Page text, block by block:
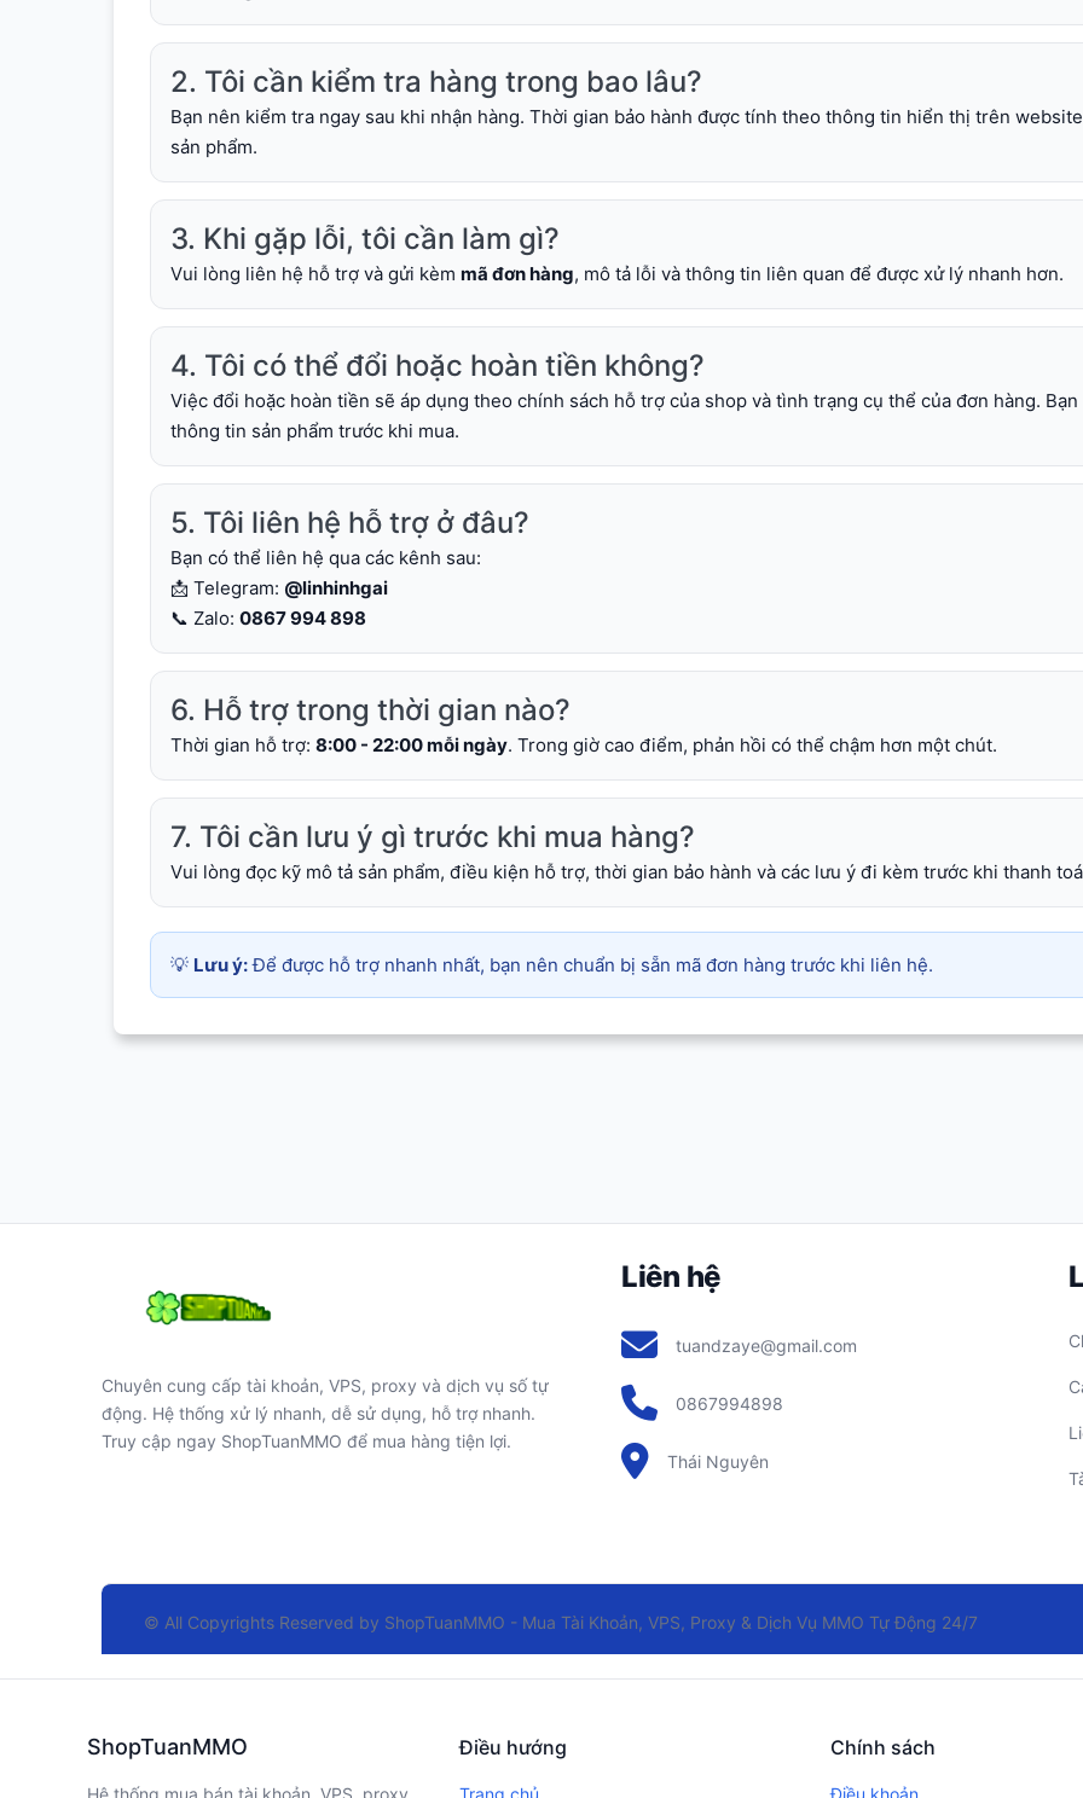
2. Tôi cần kiểm tra hàng trong bao lâu?
Bạn nên kiểm tra ngay sau khi nhận hàng. Thời gian bảo hành được tính theo thông tin hiển thị trên
sản phẩm.
3. Khi gặp lỗi, tôi cần làm gì?
Vui lòng liên hệ hỗ trợ và gửi kèm mã đơn hàng, mô tả lỗi và thông tin liên quan để được xử lý nhanh hơn.
4. Tôi có thể đổi hoặc hoàn tiền không?
Việc đổi hoặc hoàn tiền sẽ áp dụng theo chính sách hỗ trợ của shop và tình trạng cụ thể của đơn hàng.
thông tin sản phẩm trước khi mua.
5. Tôi liên hệ hỗ trợ ở đâu?
Bạn có thể liên hệ qua các kênh sau:
📩 Telegram: @linhinhgai
📞 Zalo: 0867 994 898
6. Hỗ trợ trong thời gian nào?
Thời gian hỗ trợ: 8:00 - 22:00 mỗi ngày. Trong giờ cao điểm, phản hồi có thể chậm hơn một chút.
7. Tôi cần lưu ý gì trước khi mua hàng?
Vui lòng đọc kỹ mô tả sản phẩm, điều kiện hỗ trợ, thời gian bảo hành và các lưu ý đi kèm trước khi thanh
💡 Lưu ý:Để được hỗ trợ nhanh nhất, bạn nên chuẩn bị sẵn mã đơn hàng trước khi liên hệ.
Chuyên cung cấp tài khoản, VPS, proxy và dịch vụ số tự
động. Hệ thống xử lý nhanh, dễ sử dụng, hỗ trợ nhanh.
Truy cập ngay ShopTuanMMO để mua hàng tiện lợi.
Liên hệ
tuandzaye@gmail.com
0867994898
Thái Nguyên
© All Copyrights Reserved by ShopTuanMMO - Mua Tài Khoản, VPS, Proxy & Dịch Vụ MMO Tự Động 24/7
ShopTuanMMO
Hệ thống mua bán tài khoản, VPS, proxy
Điều hướng
Trang chủ
Chính sách
Điều khoản